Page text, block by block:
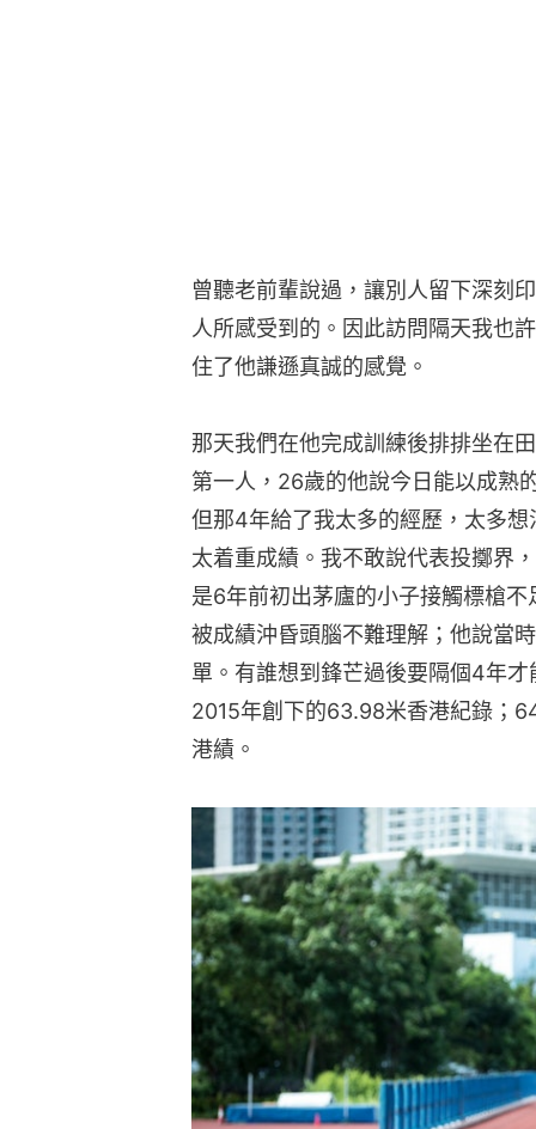
曾聽老前輩說過，讓別人留下深刻
人所感受到的。因此訪問隔天我也
住了他謙遜真誠的感覺。
那天我們在他完成訓練後排排坐在
第一人，26歲的他說今日能以成熟
但那4年給了我太多的經歷，太多
太着重成績。我不敢說代表投擲界
是6年前初出茅廬的小子接觸標槍
被成績沖昏頭腦不難理解；他說當
單。有誰想到鋒芒過後要隔個4年
2015年創下的63.98米香港紀錄；
港績。